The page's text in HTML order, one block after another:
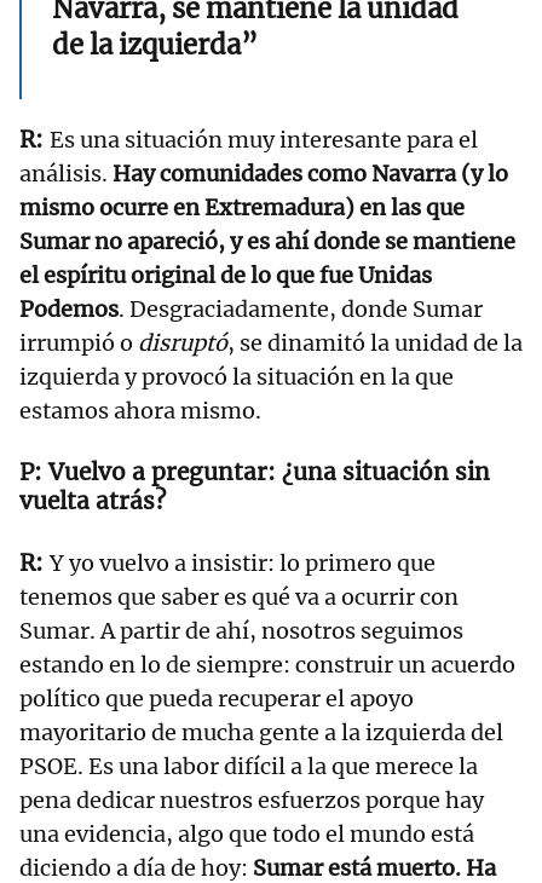
Navarra, se mantiene la unidad
de la izquierda”
Es una situación muy interesante para el
análisis. Hay comunidades como Navarra (y lo
mismo ocurre en Extremadura) en las que
Sumar no apareció, y es ahí donde se mantiene
el espíritu original de lo que fue Unidas
Podemos. Desgraciadamente, donde Sumar
irrumpió o disruptó, se dinamitó la unidad de la
izquierda y provocó la situación en la que
estamos ahora mismo.
Vuelvo a preguntar: ¿una situación sin
vuelta atrás?
Y yo vuelvo a insistir: lo primero que
tenemos que saber es qué va a ocurrir con
Sumar. A partir de ahí, nosotros seguimos
estando en lo de siempre: construir un acuerdo
político que pueda recuperar el apoyo
mayoritario de mucha gente a la izquierda del
PSOE. Es una labor difícil a la que merece la
pena dedicar nuestros esfuerzos porque hay
una evidencia, algo que todo el mundo está
diciendo a día de hoy: Sumar está muerto. Ha